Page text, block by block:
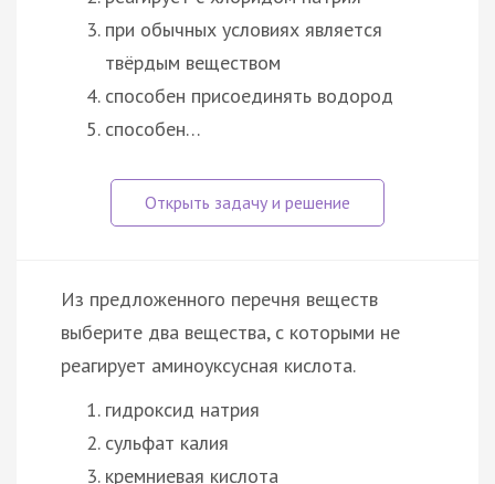
при обычных условиях является
твёрдым веществом
способен присоединять водород
способен…
Из предложенного перечня веществ
выберите два вещества, с которыми не
реагирует аминоуксусная кислота.
гидроксид натрия
сульфат калия
кремниевая кислота